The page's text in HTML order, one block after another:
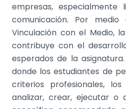
empresas, especialmente
comunicación. Por
Vinculación con el Medio,
contribuye con el
esperados de la
donde los estudiantes de
criterios profesionales,
analizar, crear, ejecutar o